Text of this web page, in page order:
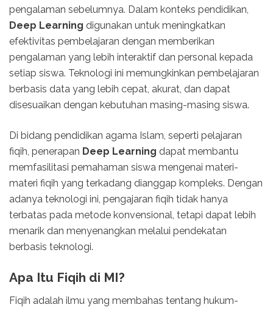
pengalaman sebelumnya. Dalam konteks pendidikan,
Deep Learning digunakan untuk meningkatkan
efektivitas pembelajaran dengan memberikan
pengalaman yang lebih interaktif dan personal kepada
setiap siswa. Teknologi ini memungkinkan pembelajaran
berbasis data yang lebih cepat, akurat, dan dapat
disesuaikan dengan kebutuhan masing-masing siswa.
Di bidang pendidikan agama Islam, seperti pelajaran
fiqih, penerapan Deep Learning dapat membantu
memfasilitasi pemahaman siswa mengenai materi-
materi fiqih yang terkadang dianggap kompleks. Dengan
adanya teknologi ini, pengajaran fiqih tidak hanya
terbatas pada metode konvensional, tetapi dapat lebih
menarik dan menyenangkan melalui pendekatan
berbasis teknologi.
Apa Itu Fiqih di MI?
Fiqih adalah ilmu yang membahas tentang hukum-